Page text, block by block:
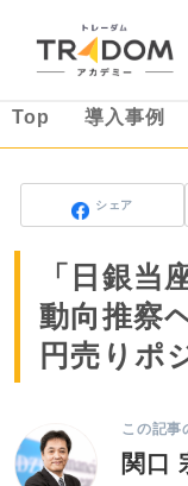
Top 導入事例
シェア
「日銀当
動向推察
円売りポ
この記事
関口